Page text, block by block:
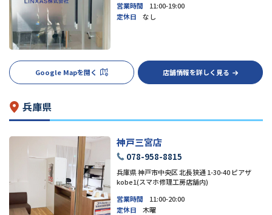
営業時間
11:00-19:00
定休日
なし
Google Mapを開く 店舗情報を詳しく見る
兵庫県
神戸三宮店
078-958-8815
兵庫県 神戸市中央区 北長狭通 1-30-40 ピアザ
kobe1(スマホ修理工房店舗内)
営業時間
11:00-20:00
定休日
木曜